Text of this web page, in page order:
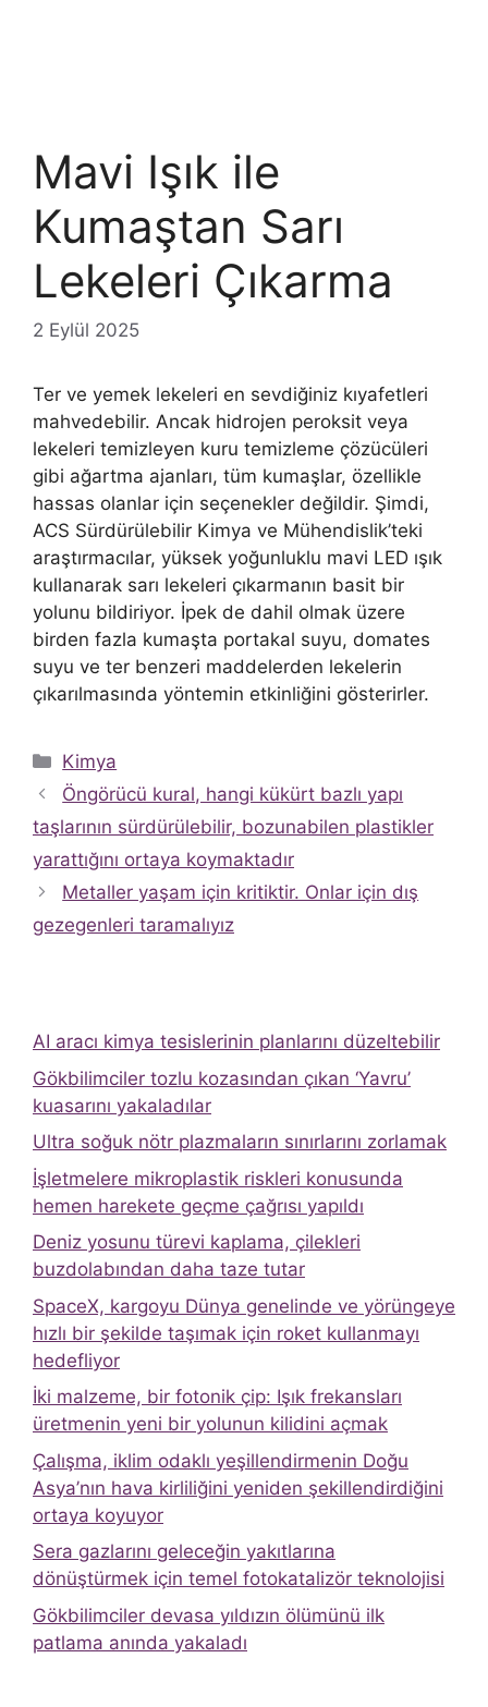
Mavi Işık ile
Kumaştan Sarı
Lekeleri Çıkarma
2 Eylül 2025
Ter ve yemek lekeleri en sevdiğiniz kıyafetleri
mahvedebilir. Ancak hidrojen peroksit veya
lekeleri temizleyen kuru temizleme çözücüleri
gibi ağartma ajanları, tüm kumaşlar, özellikle
hassas olanlar için seçenekler değildir. Şimdi,
ACS Sürdürülebilir Kimya ve Mühendislik’teki
araştırmacılar, yüksek yoğunluklu mavi LED ışık
kullanarak sarı lekeleri çıkarmanın basit bir
yolunu bildiriyor. İpek de dahil olmak üzere
birden fazla kumaşta portakal suyu, domates
suyu ve ter benzeri maddelerden lekelerin
çıkarılmasında yöntemin etkinliğini gösterirler.
Kategoriler
Kimya
Öngörücü kural, hangi kükürt bazlı yapı
taşlarının sürdürülebilir, bozunabilen plastikler
yarattığını ortaya koymaktadır
Metaller yaşam için kritiktir. Onlar için dış
gezegenleri taramalıyız
AI aracı kimya tesislerinin planlarını düzeltebilir
Gökbilimciler tozlu kozasından çıkan ‘Yavru’
kuasarını yakaladılar
Ultra soğuk nötr plazmaların sınırlarını zorlamak
İşletmelere mikroplastik riskleri konusunda
hemen harekete geçme çağrısı yapıldı
Deniz yosunu türevi kaplama, çilekleri
buzdolabından daha taze tutar
SpaceX, kargoyu Dünya genelinde ve yörüngeye
hızlı bir şekilde taşımak için roket kullanmayı
hedefliyor
İki malzeme, bir fotonik çip: Işık frekansları
üretmenin yeni bir yolunun kilidini açmak
Çalışma, iklim odaklı yeşillendirmenin Doğu
Asya’nın hava kirliliğini yeniden şekillendirdiğini
ortaya koyuyor
Sera gazlarını geleceğin yakıtlarına
dönüştürmek için temel fotokatalizör teknolojisi
Gökbilimciler devasa yıldızın ölümünü ilk
patlama anında yakaladı